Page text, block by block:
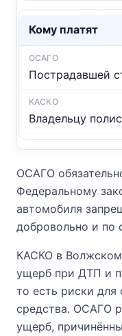
Кому платят
Пострадавшей
Владельцу
ОСАГО
Федеральному
автомобиля
добровольно и по
КАСКО в Волжском
ущерб при ДТП и
то есть риски для
средства. ОСАГО
ущерб,